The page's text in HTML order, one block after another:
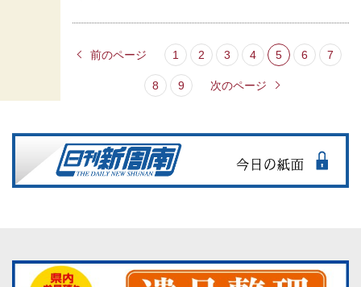
前のページ 1 2 3 4 5 6 7
8 9 次のページ